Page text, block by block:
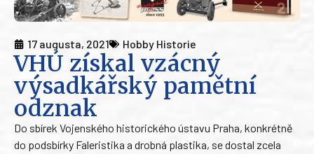
17 augusta, 2021 Hobby Historie
VHÚ získal vzácný
výsadkářský pamětní
odznak
Do sbírek Vojenského historického ústavu Praha, konkrétně
do podsbírky Faleristika a drobná plastika, se dostal zcela